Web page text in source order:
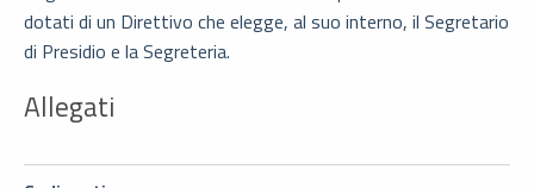
dotati di un Direttivo che elegge, al suo interno, il Segretario
di Presidio e la Segreteria.
Allegati